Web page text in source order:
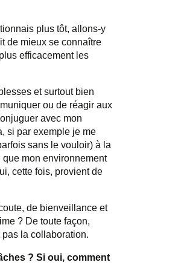
plus tôt, allons-y
de mieux se connaître
efficacement les
et surtout bien
ou de réagir aux
avec mon
si par exemple je me
sans le vouloir) à la
que mon environnement
cette fois, provient de
de bienveillance et
? De toute façon,
la collaboration.
? Sioui, comment